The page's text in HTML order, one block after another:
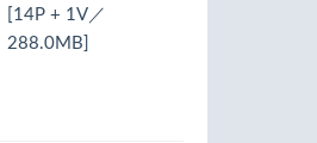
[14P + 1V／
288.0MB]